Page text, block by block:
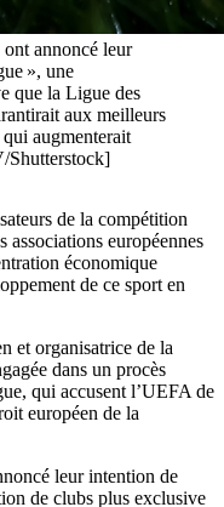
annoncé leur
», une
que la Ligue des
aux meilleurs
augmenterait
Shutterstock]
de la compétition
associations européennes
économique
de ce sport en
et organisatrice de la
dans un procès
qui accusent l’UEFA de
européen de la
leur intention de
de clubs plus exclusive